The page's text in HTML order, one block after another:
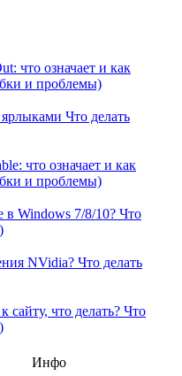
что означает и как
и проблемы)
Что делать
что означает и как
и проблемы)
в Windows 7/8/10? Что
NVidia? Что делать
сайту, что делать? Что
Инфо